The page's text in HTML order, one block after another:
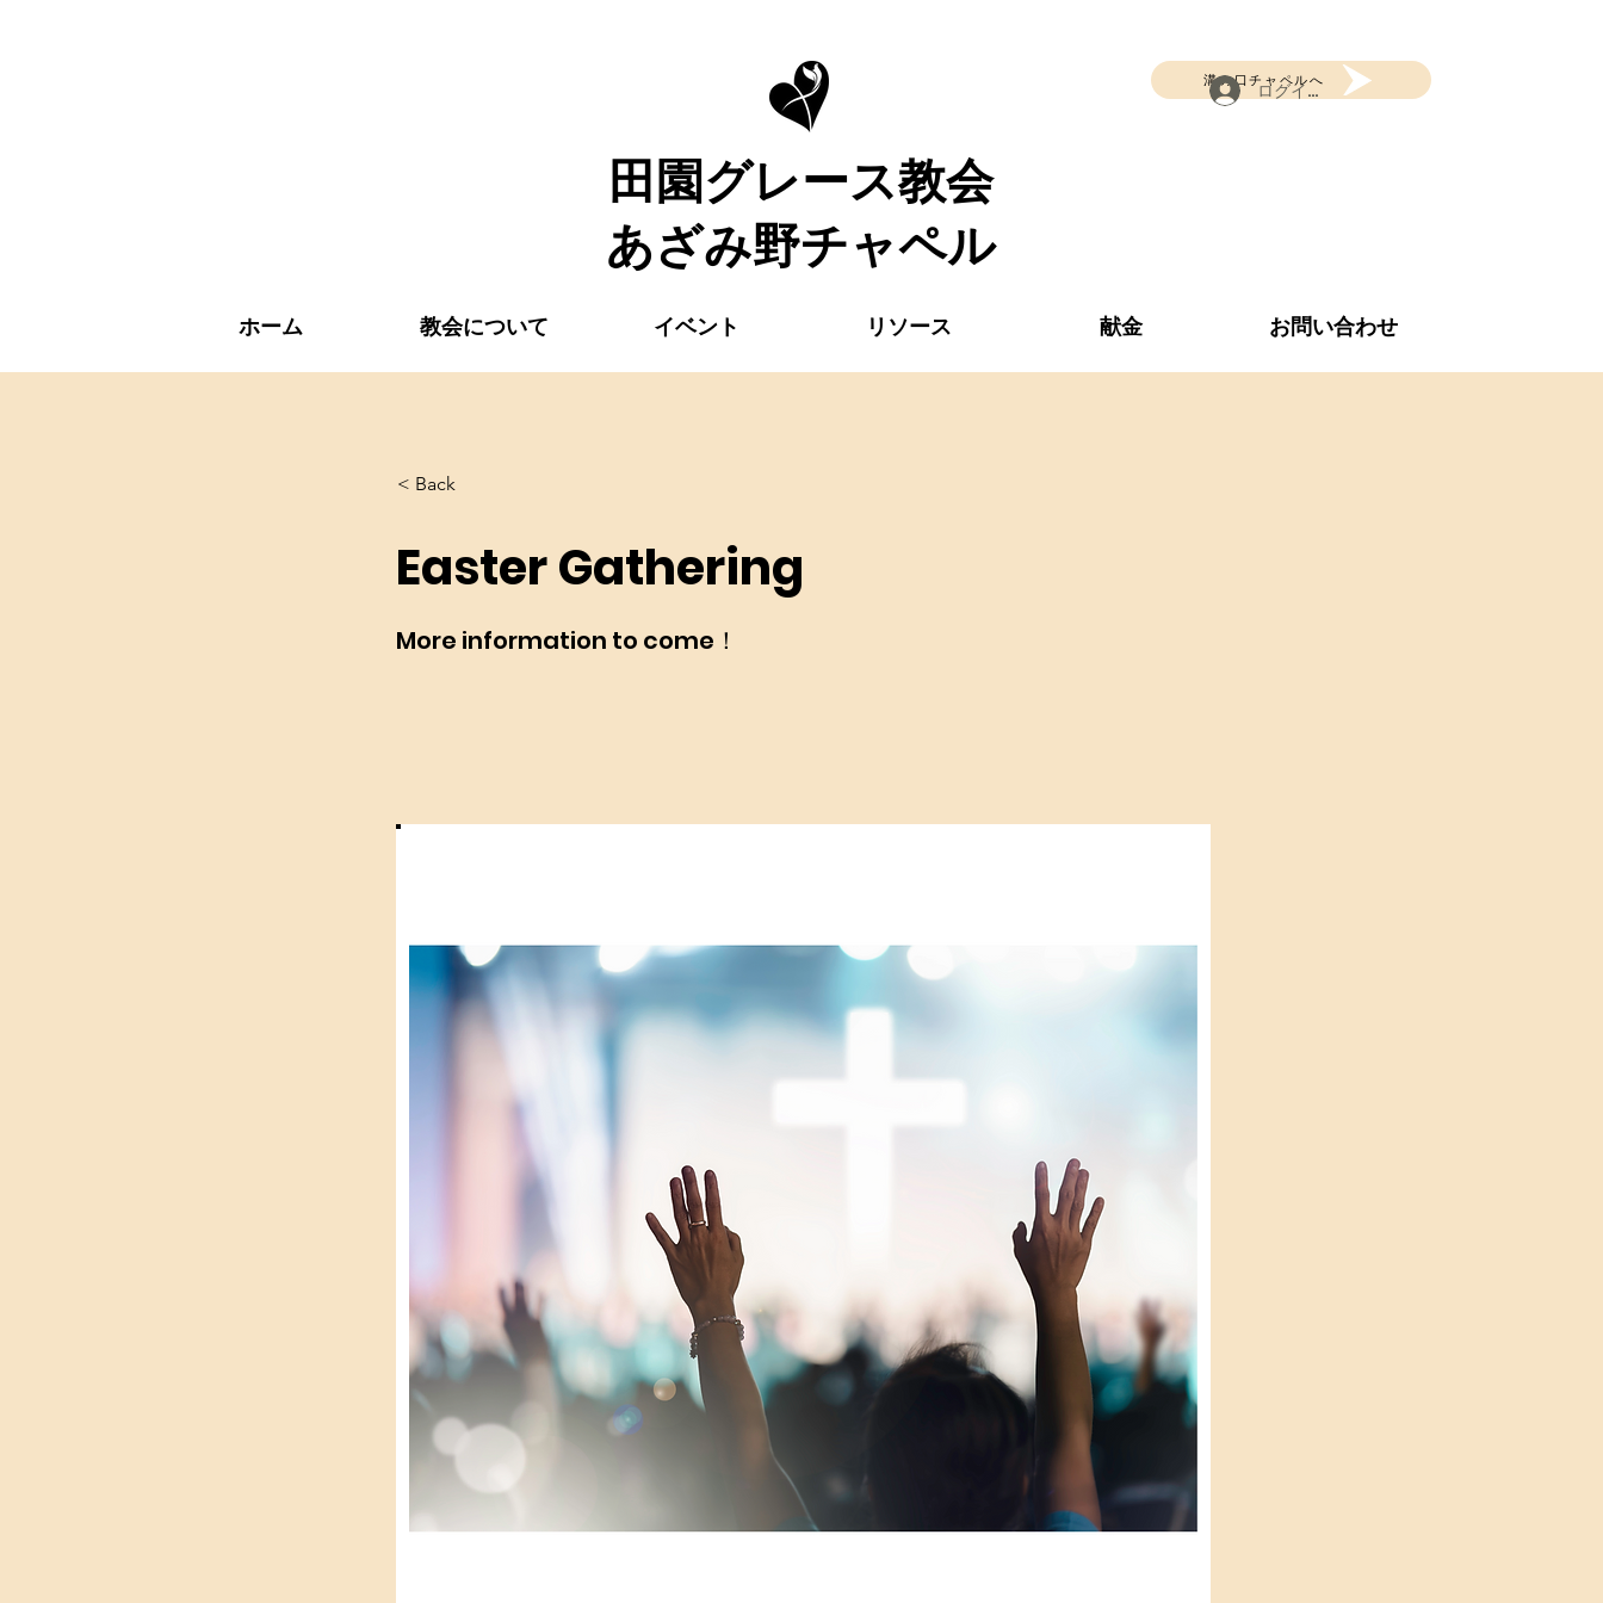
​田園グレース教会
あざみ野チャペル
溝の口チャペルへ
ログイン
ホーム 教会について イベント リソース 献金 お問い合わせ
< Back
Easter Gathering
More information to come！